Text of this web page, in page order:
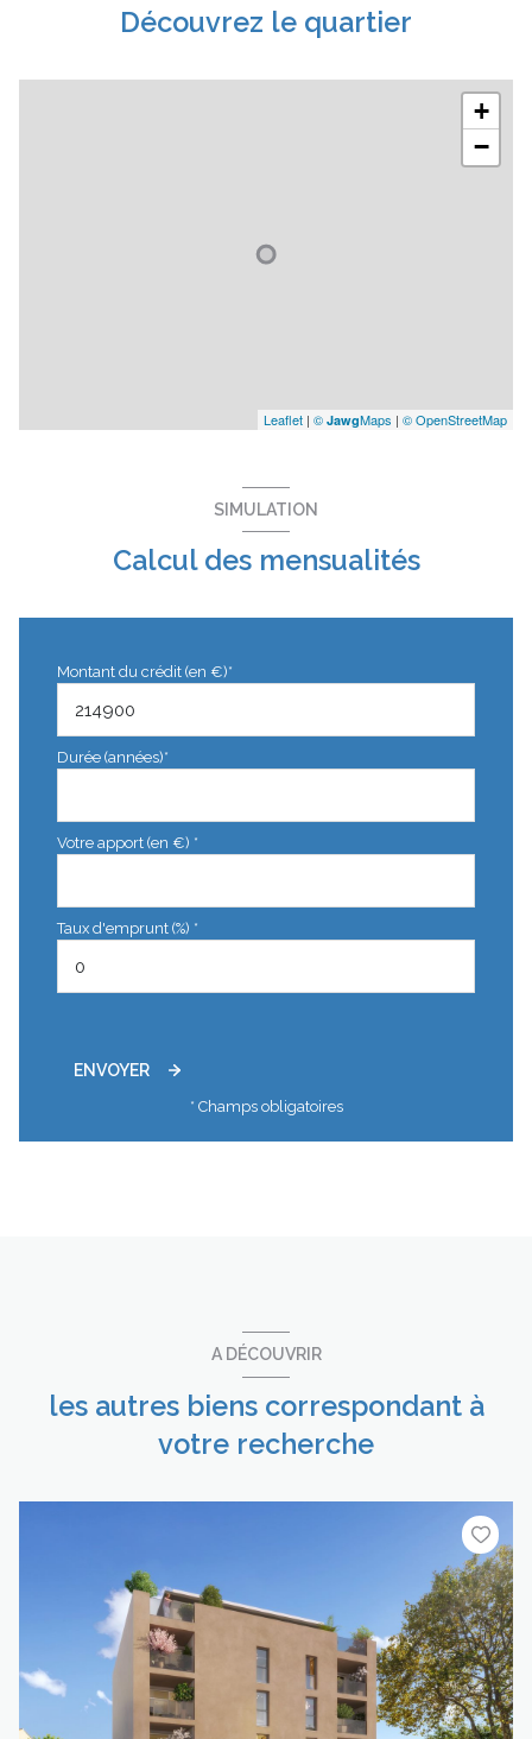
Découvrez le quartier
+
−
Leaflet | © JawgMaps | © OpenStreetMap
SIMULATION
Calcul des mensualités
Montant du crédit (en €)*
Durée (années)*
Votre apport (en €) *
Taux d'emprunt (%) *
ENVOYER
* Champs obligatoires
A DÉCOUVRIR
les autres biens correspondant à
votre recherche